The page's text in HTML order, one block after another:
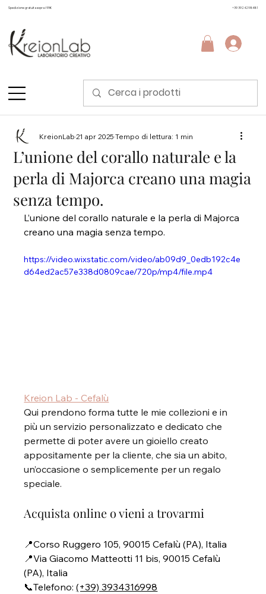
Spedizione gratuita sopra i 99€ +39 3924298481
L’unione del corallo naturale e la
perla di Majorca creano una magia
senza tempo.
KreionLab21 apr 2025Tempo di lettura: 1 min
L’unione del corallo naturale e la perla di Majorca
creano una magia senza tempo.
https://video.wixstatic.com/video/ab09d9_0edb192c4e
d64ed2ac57e338d0809cae/720p/mp4/file.mp4
Kreion Lab - Cefalù
Qui prendono forma tutte le mie collezioni e in
più un servizio personalizzato e dedicato che
permette di poter avere un gioiello creato
appositamente per la cliente, che sia un abito,
un’occasione o semplicemente per un regalo
speciale.
Acquista online o vieni a trovarmi
📍Corso Ruggero 105, 90015 Cefalù (PA), Italia
📍Via Giacomo Matteotti 11 bis, 90015 Cefalù
(PA), Italia
📞Telefono: (+39) 3934316998